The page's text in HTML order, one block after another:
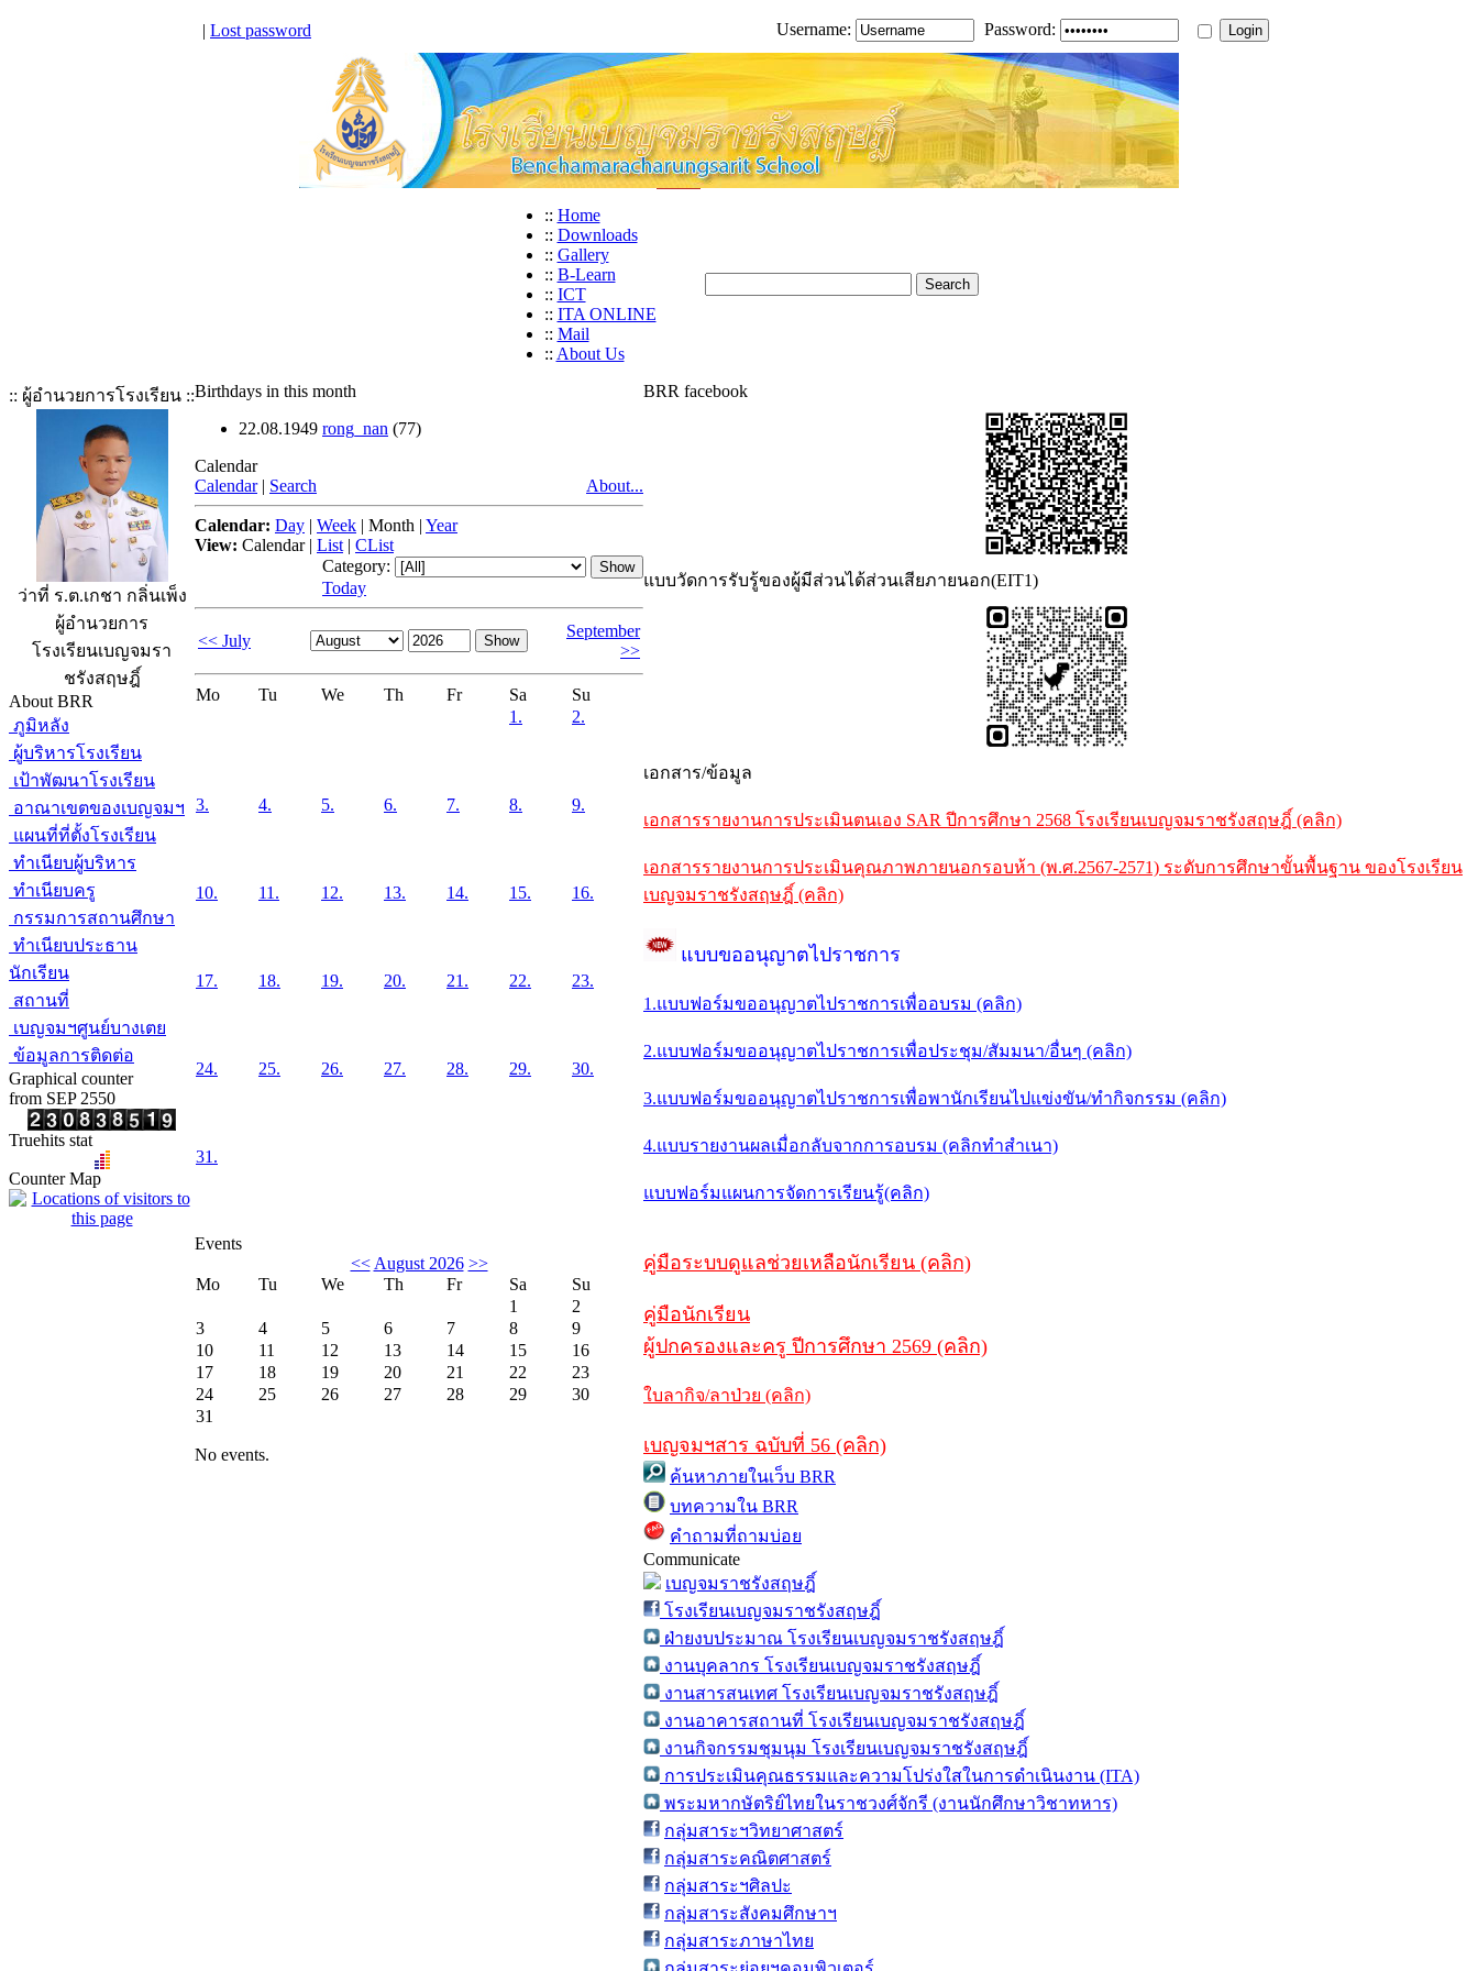
| Lost password Username: Password:
:: Home
:: Downloads
:: Gallery
:: B-Learn
:: ICT
:: ITA ONLINE
:: Mail
:: About Us
:: ผู้อำนวยการโรงเรียน ::
ว่าที่ ร.ต.เกชา กลิ่นเพ็ง
ผู้อำนวยการ
โรงเรียนเบญจมรา
ชรังสฤษฎิ์
About BRR
ภูมิหลัง
ผู้บริหารโรงเรียน
เป้าพัฒนาโรงเรียน
อาณาเขตของเบญจมฯ
แผนที่ที่ตั้งโรงเรียน
ทำเนียบผู้บริหาร
ทำเนียบครู
กรรมการสถานศึกษา
ทำเนียบประธาน
นักเรียน
สถานที่
เบญจมฯศูนย์บางเตย
ข้อมูลการติดต่อ
Graphical counter
from SEP 2550
Truehits stat
Counter Map
Birthdays in this month
22.08.1949 rong_nan (77)
Calendar
Calendar | Search About...
Calendar: Day | Week | Month | Year
View: Calendar| List | CList
Category:
Today
<< July
September
>>
Mo Tu We Th Fr Sa
Su
1.
2.
3. 4. 5. 6. 7. 8. 9.
10. 11. 12. 13. 14. 15. 16.
17. 18. 19. 20. 21. 22. 23.
24. 25. 26. 27. 28. 29. 30.
31.
Events
<< August 2026 >>
Mo
Tu We Th Fr Sa
Su
1
2
3
4 5 6 7 8
9
10
11 12 13 14 15
16
17
18 19 20 21 22
23
24
25 26 27 28 29
30
31
No events.
BRR facebook
แบบวัดการรับรู้ของผู้มีส่วนได้ส่วนเสียภายนอก(EIT1)
เอกสาร/ข้อมูล
เอกสารรายงานการประเมินตนเอง SAR ปีการศึกษา 2568 โรงเรียนเบญจมราชรังสฤษฎิ์ (คลิก)
เอกสารรายงานการประเมินคุณภาพภายนอกรอบห้า (พ.ศ.2567-2571) ระดับการศึกษาขั้นพื้นฐาน ของโรงเรียน
เบญจมราชรังสฤษฎิ์ (คลิก)
แบบขออนุญาตไปราชการ
1.แบบฟอร์มขออนุญาตไปราชการเพื่ออบรม (คลิก)
2.แบบฟอร์มขออนุญาตไปราชการเพื่อประชุม/สัมมนา/อื่นๆ (คลิก)
3.แบบฟอร์มขออนุญาตไปราชการเพื่อพานักเรียนไปแข่งขัน/ทำกิจกรรม (คลิก)
4.แบบรายงานผลเมื่อกลับจากการอบรม (คลิกทำสำเนา)
แบบฟอร์มแผนการจัดการเรียนรู้(คลิก)
คู่มือระบบดูแลช่วยเหลือนักเรียน (คลิก)
คู่มือนักเรียน
ผู้ปกครองและครู ปีการศึกษา 2569 (คลิก)
ใบลากิจ/ลาป่วย (คลิก)
เบญจมฯสาร ฉบับที่ 56 (คลิก)
ค้นหาภายในเว็บ BRR
บทความใน BRR
คำถามที่ถามบ่อย
Communicate
เบญจมราชรังสฤษฎิ์
โรงเรียนเบญจมราชรังสฤษฎิ์
ฝ่ายงบประมาณ โรงเรียนเบญจมราชรังสฤษฎิ์
งานบุคลากร โรงเรียนเบญจมราชรังสฤษฎิ์
งานสารสนเทศ โรงเรียนเบญจมราชรังสฤษฎิ์
งานอาคารสถานที่ โรงเรียนเบญจมราชรังสฤษฎิ์
งานกิจกรรมชุมนุม โรงเรียนเบญจมราชรังสฤษฎิ์
การประเมินคุณธรรมและความโปร่งใสในการดำเนินงาน (ITA)
พระมหากษัตริย์ไทยในราชวงศ์จักรี (งานนักศึกษาวิชาทหาร)
กลุ่มสาระฯวิทยาศาสตร์
กลุ่มสาระคณิตศาสตร์
กลุ่มสาระฯศิลปะ
กลุ่มสาระสังคมศึกษาฯ
กลุ่มสาระภาษาไทย